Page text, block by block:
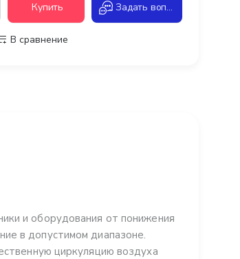
Купить Задать вопрос
В сравнение
и оборудования от понижения
в допустимом диапазоне.
циркуляцию воздуха